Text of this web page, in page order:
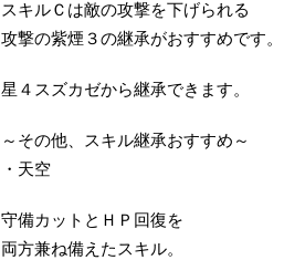
スキルＣは敵の攻撃を下げられる
攻撃の紫煙３の継承がおすすめです。
星４スズカゼから継承できます。
～その他、スキル継承おすすめ～
・天空
守備カットとＨＰ回復を
両方兼ね備えたスキル。